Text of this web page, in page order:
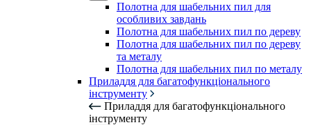
Полотна для шабельних пил для
особливих завдань
Полотна для шабельних пил по дереву
Полотна для шабельних пил по дереву
та металу
Полотна для шабельних пил по металу
Приладдя для багатофункціонального
інструменту
Приладдя для багатофункціонального
інструменту